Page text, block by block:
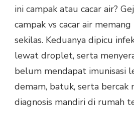
ini campak atau cacar air?
campak vs cacar air
sekilas. Keduanya dipicu
lewat droplet, serta
belum mendapat imunisasi
demam, batuk, serta bercak
diagnosis mandiri di rumah